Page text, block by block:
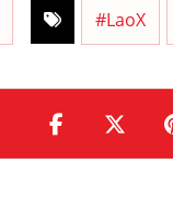
#LaoX